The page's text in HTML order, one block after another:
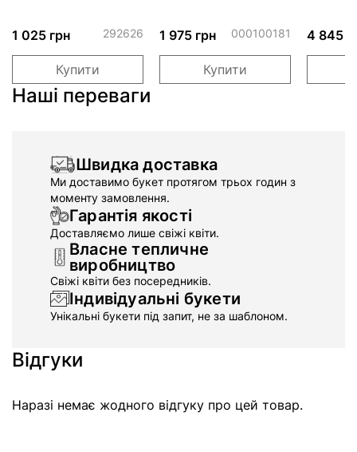
1 025 грн 292626
Купити
1 975 грн 000100181
Купити
4 845
Наші переваги
Швидка доставка
Ми доставимо букет протягом трьох годин з
моменту замовлення.
Гарантія якості
Доставляємо лише свіжі квіти.
Власне тепличне
виробництво
Свіжі квіти без посередників.
Індивідуальні букети
Унікальні букети під запит, не за шаблоном.
Відгуки
Наразі немає жодного відгуку про цей товар.